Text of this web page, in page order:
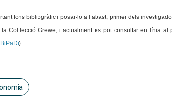
fons bibliogràfic i posar-lo a l’abast, primer dels
Col·lecció Grewe, i actualment es pot consultar en línia al
BiPaDi).